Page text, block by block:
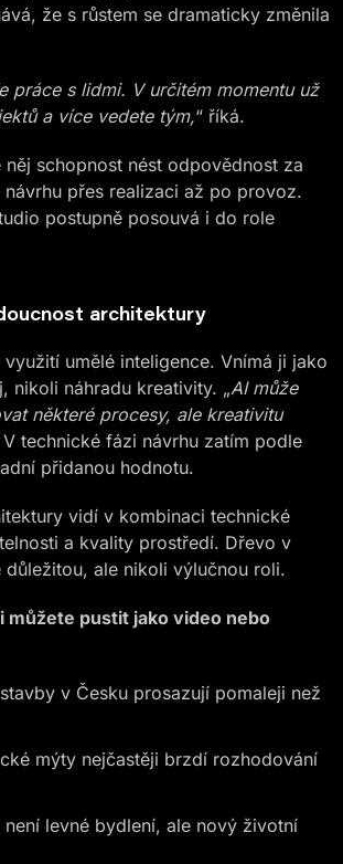
že s růstem se dramaticky změnila
práce s lidmi. V určitém momentu už
a více vedete tým,“ říká.
schopnost nést odpovědnost za
přes realizaci až po provoz.
postupně posouvá i do role
architektury
umělé inteligence. Vnímá ji jako
nikoli náhradu kreativity. „AI může
některé procesy, ale kreativitu
V technické fázi návrhu zatím podle
přidanou hodnotu.
vidí v kombinaci technické
a kvality prostředí. Dřevo v
důležitou, ale nikoli výlučnou roli.
můžete pustit jako video nebo
v Česku prosazují pomaleji než
mýty nejčastěji brzdí rozhodování
levné bydlení, ale nový životní